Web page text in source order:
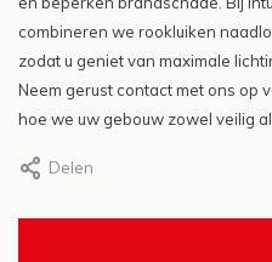
combineren we rookluiken
zodat u geniet van maximale
Neem gerust contact met ons op
hoe we uw gebouw zowel veilig
Delen